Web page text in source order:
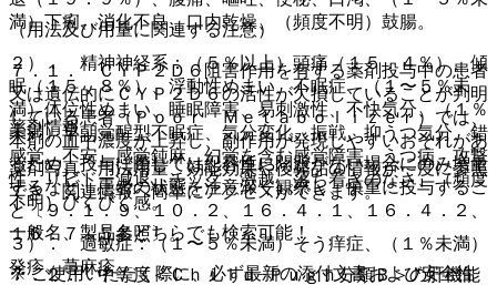
満）下痢、消化不良、口内乾燥、（頻度不明）鼓腸。
２）． 精神神経系：（５％以上）頭痛（１５．４％）、傾
眠（１５．８％）、浮動性めまい、不眠症、（１〜５％未
満）体位性めまい、睡眠障害、易刺激性、不快気分、（１％
未満）早朝覚醒型不眠症、気分変化、振戦、抑うつ気分、錯
感覚、不安、感覚鈍麻、幻覚を含む感覚障害、うつ病、攻撃
性、リビドー減退、チック、激越、落ち着きのなさ、（頻度
不明）びくびく感。
３）． 過敏症：（１〜５％未満）そう痒症、（１％未満）
発疹、蕁麻疹。
（用法及び用量に関連する注意）
７．１． ＣＹＰ２Ｄ６阻害作用を有する薬剤投与中の患者
又は遺伝的にＣＹＰ２Ｄ６の活性が欠損していることが判明
している患者（Ｐｏｏｒ Ｍｅｔａｂｏｌｉｚｅｒ）では、
本剤の血中濃度が上昇し、副作用が発現しやすいおそれがあ
るため、投与に際しては忍容性に問題がない場合にのみ増量
するなど、患者の状態を注意深く観察し、慎重に投与するこ
と〔９．１．９、１０．２、１６．４．１、１６．４．２、
１６．７．５参照〕。
７．２． 中等度＜Ｃｈｉｌｄ−Ｐｕｇｈ分類Ｂ＞の肝機能
薬剤情報
薬剤写真、用法用量、効能効果や後発品の情報が一度に参照
でき、関連情報へ簡単にアクセスができます。
一般名、製品名どちらでも検索可能！
※ ご使用いただく際に、必ず最新の添付文書および安全性